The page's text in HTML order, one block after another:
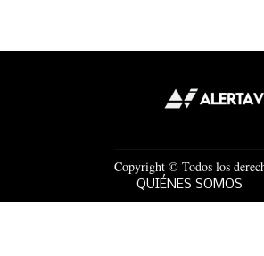
Copyright © Todos los
QUIÉNES SOMOS